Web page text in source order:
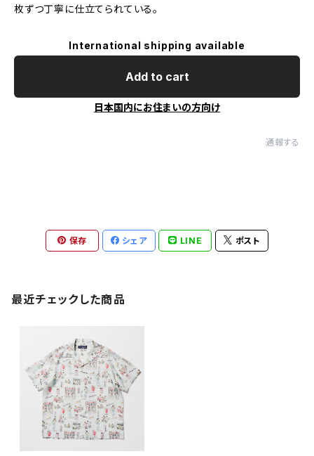
枚ずつ丁寧に仕立てられている。
International shipping available
Add to cart
日本国内にお住まいの方向け
通報する
保存 シェア LINE ポスト
最近チェックした商品